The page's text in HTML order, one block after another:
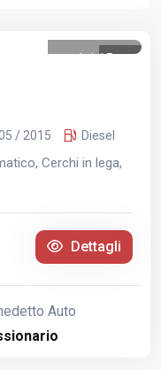
1 /15
/ 2015 Diesel
Cerchi in lega,
Dettagli
Auto